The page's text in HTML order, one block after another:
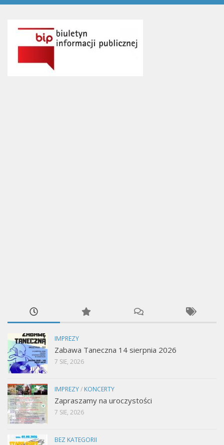
IMPREZY
Zabawa Taneczna 14 sierpnia 2026
7 SIE, 2026
IMPREZY/ KONCERTY
Zapraszamy na uroczystości
7 SIE, 2026
BEZ KATEGORII